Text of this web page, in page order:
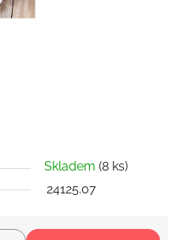
Skladem (8 ks)
24125.07